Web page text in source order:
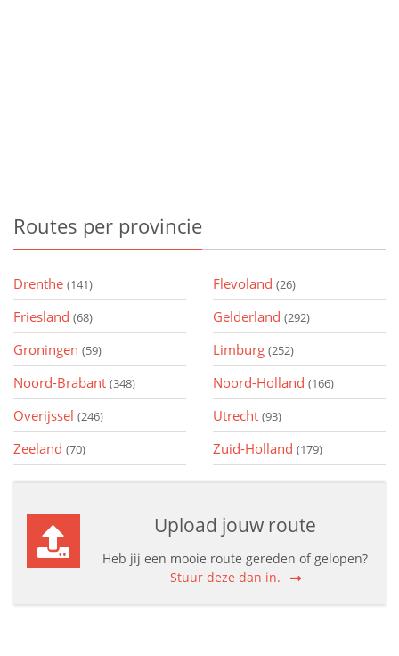
Routes per provincie
Drenthe (141) Flevoland (26)
Friesland (68) Gelderland (292)
Groningen (59) Limburg (252)
Noord-Brabant (348) Noord-Holland (166)
Overijssel (246) Utrecht (93)
Zeeland (70) Zuid-Holland (179)
Upload jouw route
Heb jij een mooie route gereden of gelopen?
Stuur deze dan in.